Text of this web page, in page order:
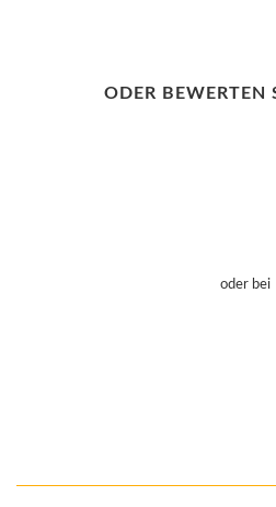
ODER BEWERTEN
oder bei